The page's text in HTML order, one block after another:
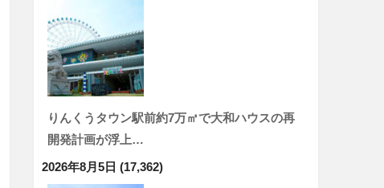
りんくうタウン駅前約7万㎡で大和ハウスの再
開発計画が浮上…
2026年8月5日 (17,362)